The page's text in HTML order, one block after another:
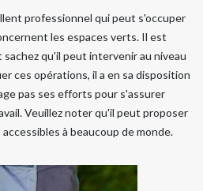
professionnel qui peut s'occuper
les espaces verts. Il est
qu'il peut intervenir au niveau
ces opérations, il a en sa disposition
pas ses efforts pour s'assurer
Veuillez noter qu'il peut proposer
à beaucoup de monde.